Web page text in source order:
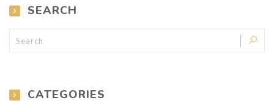
SEARCH
CATEGORIES